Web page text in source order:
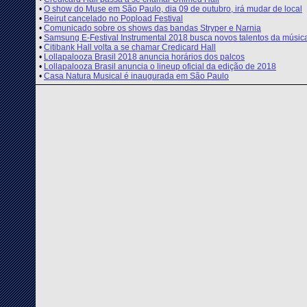
• O show do Muse em São Paulo, dia 09 de outubro, irá mudar de local
• Beirut cancelado no Popload Festival
• Comunicado sobre os shows das bandas Stryper e Narnia
• Samsung E-Festival Instrumental 2018 busca novos talentos da
• Citibank Hall volta a se chamar Credicard Hall
• Lollapalooza Brasil 2018 anuncia horários dos palcos
• Lollapalooza Brasil anuncia o lineup oficial da edição de 2018
• Casa Natura Musical é inaugurada em São Paulo